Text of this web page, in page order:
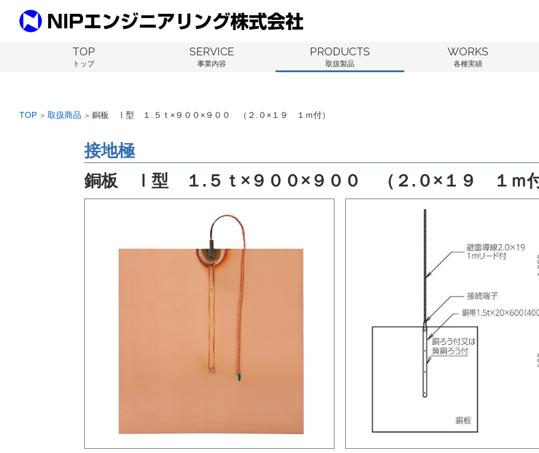
TOP
トップ
SERVICE
事業内容
PRODUCTS
取扱製品
WORKS
各種実績
TOP ＞ 取扱商品 ＞ 銅板 Ⅰ型 １.５ｔ×９００×９００ （２.０×１９ １ｍ付）
接地極
銅板 Ⅰ型 １.５ｔ×９００×９００ （２.０×１９ １ｍ